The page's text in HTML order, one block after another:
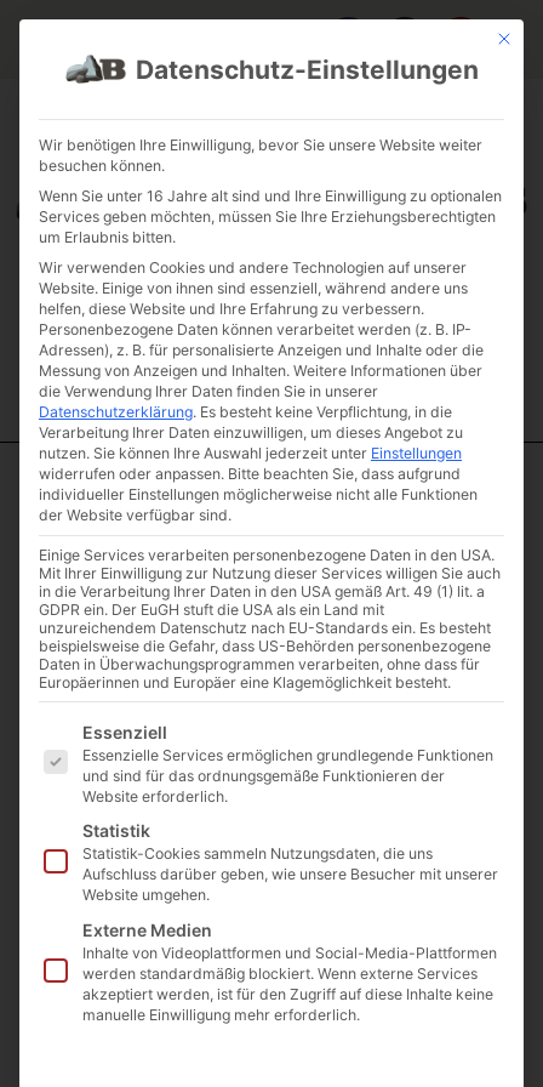
JOBS
FUHRPARK
Start/Mauersteine/Mauersteine historisch/ Tuffstein
Mauersteine antik handlich behauen
Tuffstein
Mauersteine
antik handlich
behauen
Artikelnummer: TA10-100
€309,00
€339
Beschreibung
🪨 Gewicht: ca. 10 – 100 kg
📏 Länge: ca. 10 – 70 cm
Mit
Datenschutz-Einstellungen
Wir benötigen Ihre Einwilligung, bevor Sie unsere Website weiter
besuchen können.
Wenn Sie unter 16 Jahre alt sind und Ihre Einwilligung zu optionalen
Services geben möchten, müssen Sie Ihre Erziehungsberechtigten
um Erlaubnis bitten.
Wir verwenden Cookies und andere Technologien auf unserer
Website. Einige von ihnen sind essenziell, während andere uns
helfen, diese Website und Ihre Erfahrung zu verbessern.
Personenbezogene Daten können verarbeitet werden (z. B. IP-
Adressen), z. B. für personalisierte Anzeigen und Inhalte oder die
Messung von Anzeigen und Inhalten. Weitere Informationen über
die Verwendung Ihrer Daten finden Sie in unserer
Datenschutzerklärung. Es besteht keine Verpflichtung, in die
Verarbeitung Ihrer Daten einzuwilligen, um dieses Angebot zu
nutzen. Sie können Ihre Auswahl jederzeit unter Einstellungen
widerrufen oder anpassen. Bitte beachten Sie, dass aufgrund
individueller Einstellungen möglicherweise nicht alle Funktionen
der Website verfügbar sind.
Einige Services verarbeiten personenbezogene Daten in den USA.
Mit Ihrer Einwilligung zur Nutzung dieser Services willigen Sie auch
in die Verarbeitung Ihrer Daten in den USA gemäß Art. 49 (1) lit. a
GDPR ein. Der EuGH stuft die USA als ein Land mit
unzureichendem Datenschutz nach EU-Standards ein. Es besteht
beispielsweise die Gefahr, dass US-Behörden personenbezogene
Daten in Überwachungsprogrammen verarbeiten, ohne dass für
Europäerinnen und Europäer eine Klagemöglichkeit besteht.
Es folgt eine Liste der Service-Gruppen, für die eine
Essenziell
Essenzielle Services ermöglichen grundlegende Funktionen
und sind für das ordnungsgemäße Funktionieren der
Website erforderlich.
Statistik
Statistik-Cookies sammeln Nutzungsdaten, die uns
Aufschluss darüber geben, wie unsere Besucher mit unserer
Website umgehen.
Externe Medien
Inhalte von Videoplattformen und Social-Media-Plattformen
werden standardmäßig blockiert. Wenn externe Services
akzeptiert werden, ist für den Zugriff auf diese Inhalte keine
manuelle Einwilligung mehr erforderlich.